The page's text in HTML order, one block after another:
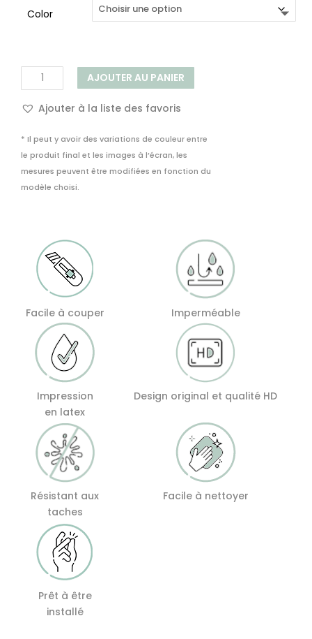
Color
quantité
de
Panneau
de
Douche
Loures
AJOUTER AU PANIER
Ajouter à la liste des favoris
* Il peut y avoir des variations de couleur entre
le produit final et les images à l’écran, les
mesures peuvent être modifiées en fonction du
modèle choisi.
Facile à couper Imperméable
Impression
en latex
Design original et qualité HD
Résistant aux
taches
Facile à nettoyer
Prêt à être
installé